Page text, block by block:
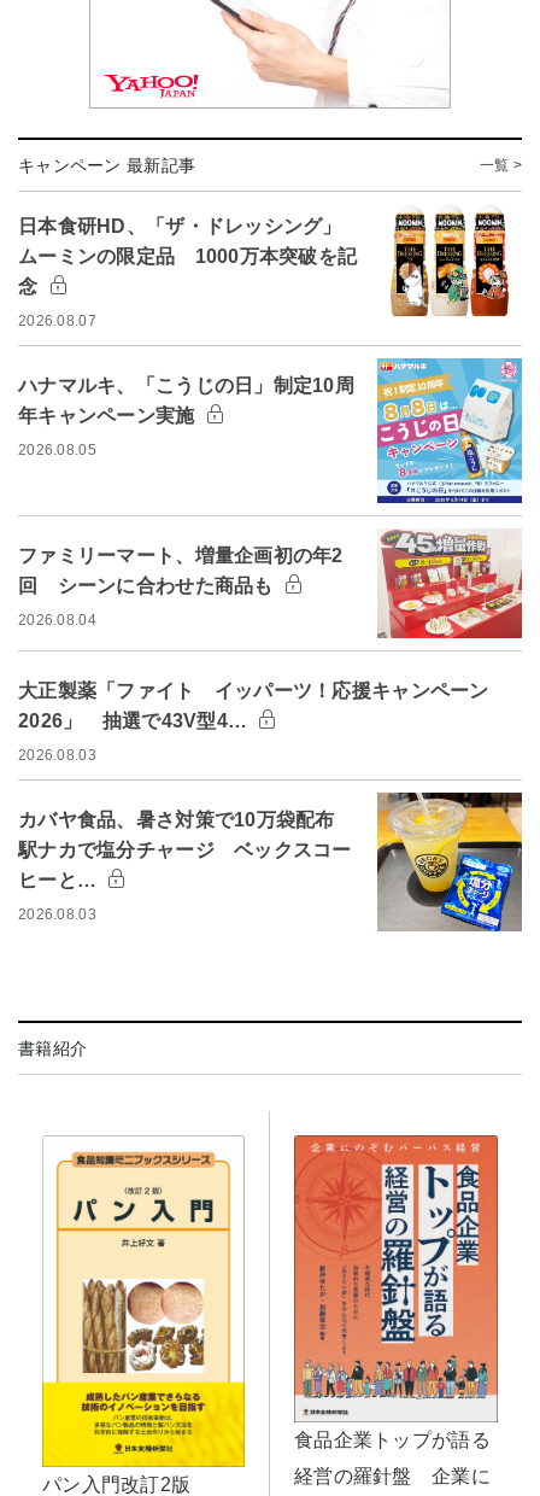
キャンペーン 最新記事 一覧 >
日本食研HD、「ザ・ドレッシング」
ムーミンの限定品 1000万本突破を記
念
2026.08.07
ハナマルキ、「こうじの日」制定10周
年キャンペーン実施
2026.08.05
ファミリーマート、増量企画初の年2
回 シーンに合わせた商品も
2026.08.04
大正製薬「ファイト イッパーツ！応援キャンペーン
2026」 抽選で43V型4…
2026.08.03
カバヤ食品、暑さ対策で10万袋配布
駅ナカで塩分チャージ ベックスコー
ヒーと…
2026.08.03
書籍紹介
パン入門改訂2版
食品企業トップが語る
経営の羅針盤 企業に